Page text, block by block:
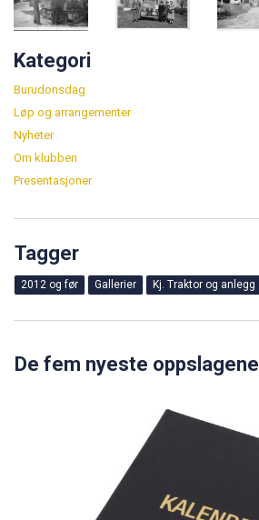
Kategori
Burudonsdag
Løp og arrangementer
Nyheter
Om klubben
Presentasjoner
Tagger
2012 og før Gallerier Kj. Traktor og anlegg
De fem nyeste oppslagene